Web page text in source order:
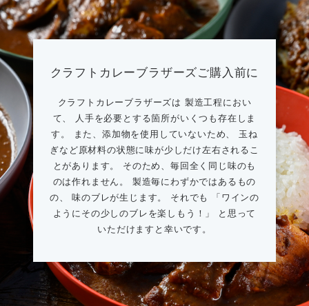
クラフトカレーブラザーズご購入前に
クラフトカレーブラザーズは 製造工程におい
て、 人手を必要とする箇所がいくつも存在しま
す。 また、添加物を使用していないため、 玉ね
ぎなど原材料の状態に味が少しだけ左右されるこ
とがあります。 そのため、毎回全く同じ味のも
のは作れません。 製造毎にわずかではあるもの
の、 味のブレが生じます。 それでも 「ワインの
ようにその少しのブレを楽しもう！」 と思って
いただけますと幸いです。